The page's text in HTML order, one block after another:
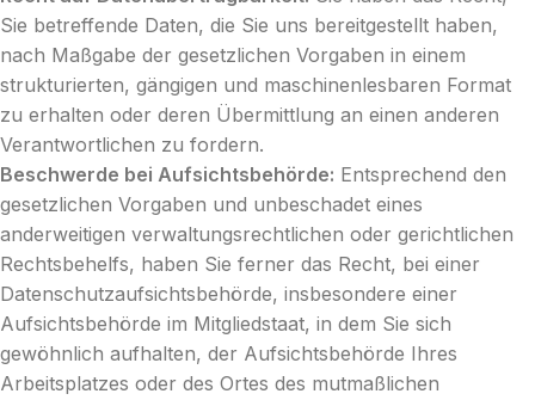
Sie betreffende Daten, die Sie uns bereitgestellt haben,
nach Maßgabe der gesetzlichen Vorgaben in einem
strukturierten, gängigen und maschinenlesbaren Format
zu erhalten oder deren Übermittlung an einen anderen
Verantwortlichen zu fordern.
Beschwerde bei Aufsichtsbehörde: Entsprechend den
gesetzlichen Vorgaben und unbeschadet eines
anderweitigen verwaltungsrechtlichen oder gerichtlichen
Rechtsbehelfs, haben Sie ferner das Recht, bei einer
Datenschutzaufsichtsbehörde, insbesondere einer
Aufsichtsbehörde im Mitgliedstaat, in dem Sie sich
gewöhnlich aufhalten, der Aufsichtsbehörde Ihres
Arbeitsplatzes oder des Ortes des mutmaßlichen